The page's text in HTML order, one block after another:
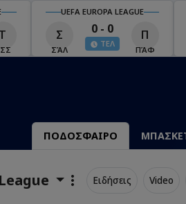
Τ
UEFA EUROPA LEAGUE
Σ
ΣΆΛ
0 - 0
ΤΕΛ
Π
ΠΆΦ
ΠΟΔΟΣΦΑΙΡΟ
Ειδήσεις Video